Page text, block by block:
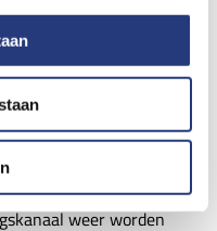
na
is weggenomen, moet het
weer worden